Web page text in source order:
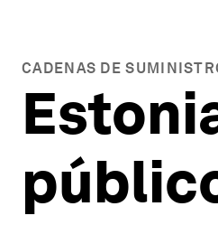
CADENAS DE